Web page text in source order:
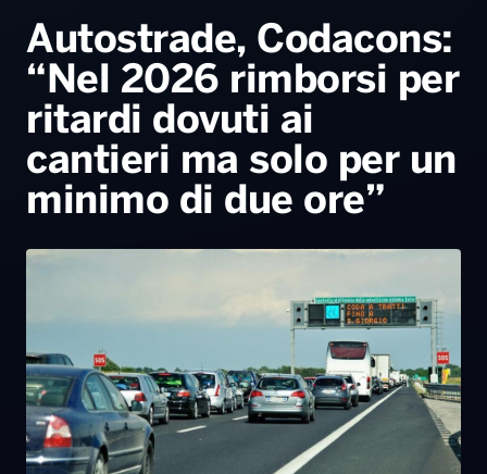
PALATOUR
Musica e Spettacolo
Sport
Radio Norba Consiglia
Leggerissime
Generale
Novità
Notiziario
Interviste
Oroscopo
Speciale Astrabilia 2026
Radio Norba News TV
Voce al Bari
Battiti Live 2026
Gallery
Autostrade, Codacons:
“Nel 2026 rimborsi per
ritardi dovuti ai
cantieri ma solo per un
minimo di due ore”